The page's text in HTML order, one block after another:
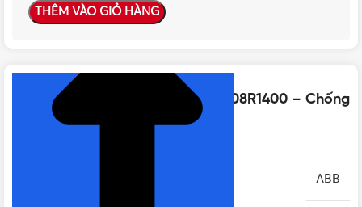
THÊM VÀO GIỎ HÀNG
Thông số kỹ thuật của 2CTB815708R1400 – Chống
sét ABB OVR T2 1N 80-275s P QS
ABB
NHẤN ĐỂ XEM TIẾP (THU GỌN)